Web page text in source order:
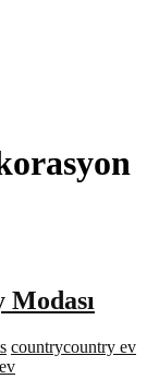
countrycountry ev